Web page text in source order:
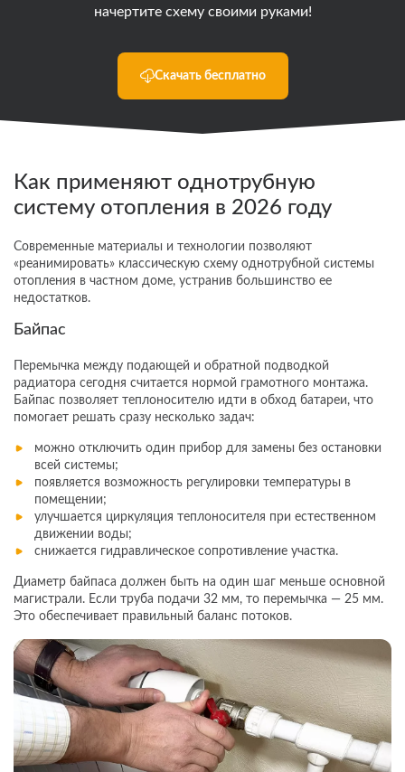
начертите схему своими руками!
Скачать бесплатно
Как применяют однотрубную
систему отопления в 2026 году
Современные материалы и технологии позволяют
«реанимировать» классическую схему однотрубной системы
отопления в частном доме, устранив большинство ее
недостатков.
Байпас
Перемычка между подающей и обратной подводкой
радиатора сегодня считается нормой грамотного монтажа.
Байпас позволяет теплоносителю идти в обход батареи, что
помогает решать сразу несколько задач:
можно отключить один прибор для замены без остановки
всей системы;
появляется возможность регулировки температуры в
помещении;
улучшается циркуляция теплоносителя при естественном
движении воды;
снижается гидравлическое сопротивление участка.
Диаметр байпаса должен быть на один шаг меньше основной
магистрали. Если труба подачи 32 мм, то перемычка — 25 мм.
Это обеспечивает правильный баланс потоков.